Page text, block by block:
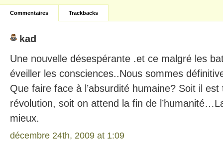
Commentaires Trackbacks
kad
Une nouvelle désespérante .et ce malgré les
éveiller les consciences..Nous sommes
Que faire face à l’absurdité humaine? Soit il
révolution, soit on attend la fin de
mieux.
décembre 24th, 2009 at 1:09